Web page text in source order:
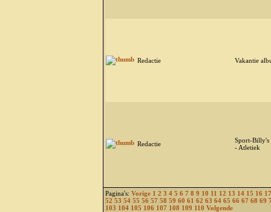
Redactie Vakantie
Redactie
Sport-Billy's
- Atletiek
Pagina's: Vorige 1 2 3 4 5 6 7 8 9 10 11 12 13 14 15 16 17
52 53 54 55 56 57 58 59 60 61 62 63 64 65 66 67 68 69
103 104 105 106 107 108 109 110 Volgende